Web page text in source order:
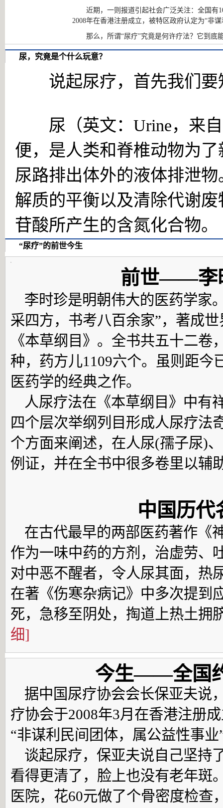
近期，一则报道引起社会广泛关注：全国有
2008年在香港注册成立，被特区政府认定为“非
那么，所谓“尿疗”究竟是何许疗法？它到底
尿，究竟是个什么玩意？
说起尿疗，首先我们要
尿（英文：Urine，来自
便，是人类和脊椎动物为
尿路排出体外的液体排泄
解质的平衡以及清除代谢
苷酸所产生的含氮化合物。
“尿疗”的前世今生
前世——李
李时珍是明朝伟大的医药学家
采四方，书考八百余家”，著成
《本草纲目》。全书共五十二
种，药方儿1109六个。虽则距今
医药学的经典之作。
人尿疗法在《本草纲目》中有
四个层次举纲列目形成人尿疗法
个方面来阐述，在人尿(孺子尿)
例证，并在全书中很多卷里以辅
中国历代
在古代最早的两部医药著作《
作为一味中药的方剂，治虚劳、
对中恶不醒者，令人尿其面，热
在著《伤寒杂病记》中多次提到
死，急移至阴处，掏道上热土拥
细]
今生——全国
据中国尿疗协会会长保亚夫说
疗协会于2008年3月在香港注册
“非谋利民间团体，属公益性事业
谈起尿疗，保亚夫说自己坚持
看得更清了，脸上也没有老年斑
医院，花60元做了个骨密度检查